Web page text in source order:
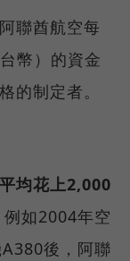
聯酋航空每
幣）的資金
的制定者。
均花上2,000
例如2004年空
後，阿聯